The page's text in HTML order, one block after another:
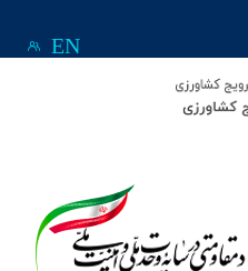
EN